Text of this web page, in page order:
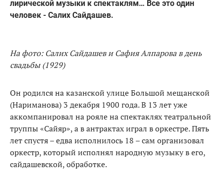
лирической музыки к спектаклям… Все это один
человек - Салих Сайдашев.
На фото: Салих Сайдашев и Сафия Алпарова в день
свадьбы (1929)
Он родился на казанской улице Большой мещанской
(Нариманова) 3 декабря 1900 года. В 13 лет уже
аккомпанировал на рояле на спектаклях театральной
труппы «Сайяр», а в антрактах играл в оркестре. Пять
лет спустя – едва исполнилось 18 – сам организовал
оркестр, который исполнял народную музыку в его,
сайдашевской, обработке.